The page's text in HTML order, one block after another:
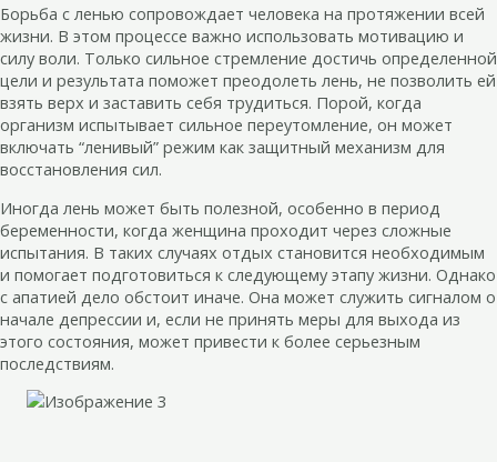
Борьба с ленью сопровождает человека на протяжении всей
жизни. В этом процессе важно использовать мотивацию и
силу воли. Только сильное стремление достичь определенной
цели и результата поможет преодолеть лень, не позволить ей
взять верх и заставить себя трудиться. Порой, когда
организм испытывает сильное переутомление, он может
включать “ленивый” режим как защитный механизм для
восстановления сил.
Иногда лень может быть полезной, особенно в период
беременности, когда женщина проходит через сложные
испытания. В таких случаях отдых становится необходимым
и помогает подготовиться к следующему этапу жизни. Однако
с апатией дело обстоит иначе. Она может служить сигналом о
начале депрессии и, если не принять меры для выхода из
этого состояния, может привести к более серьезным
последствиям.